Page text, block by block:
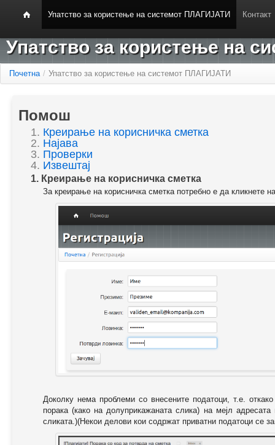
Упатство за користење на системот ПЛАГИЈАТИ Контакт
Упатство за користење на
Почетна / Упатство за користење на системот ПЛАГИЈАТИ
Помош
1. Креирање на корисничка сметка
2. Најава
3. Проверки
4. Извештај
1. Креирање на корисничка сметка
За креирање на корисничка сметка потребно е да кликнете
Доколку нема проблеми со внесените податоци, т.е.
порака (како на долуприкажаната слика) на мејл
сликата.)(Некои делови кои содржат приватни податоци се